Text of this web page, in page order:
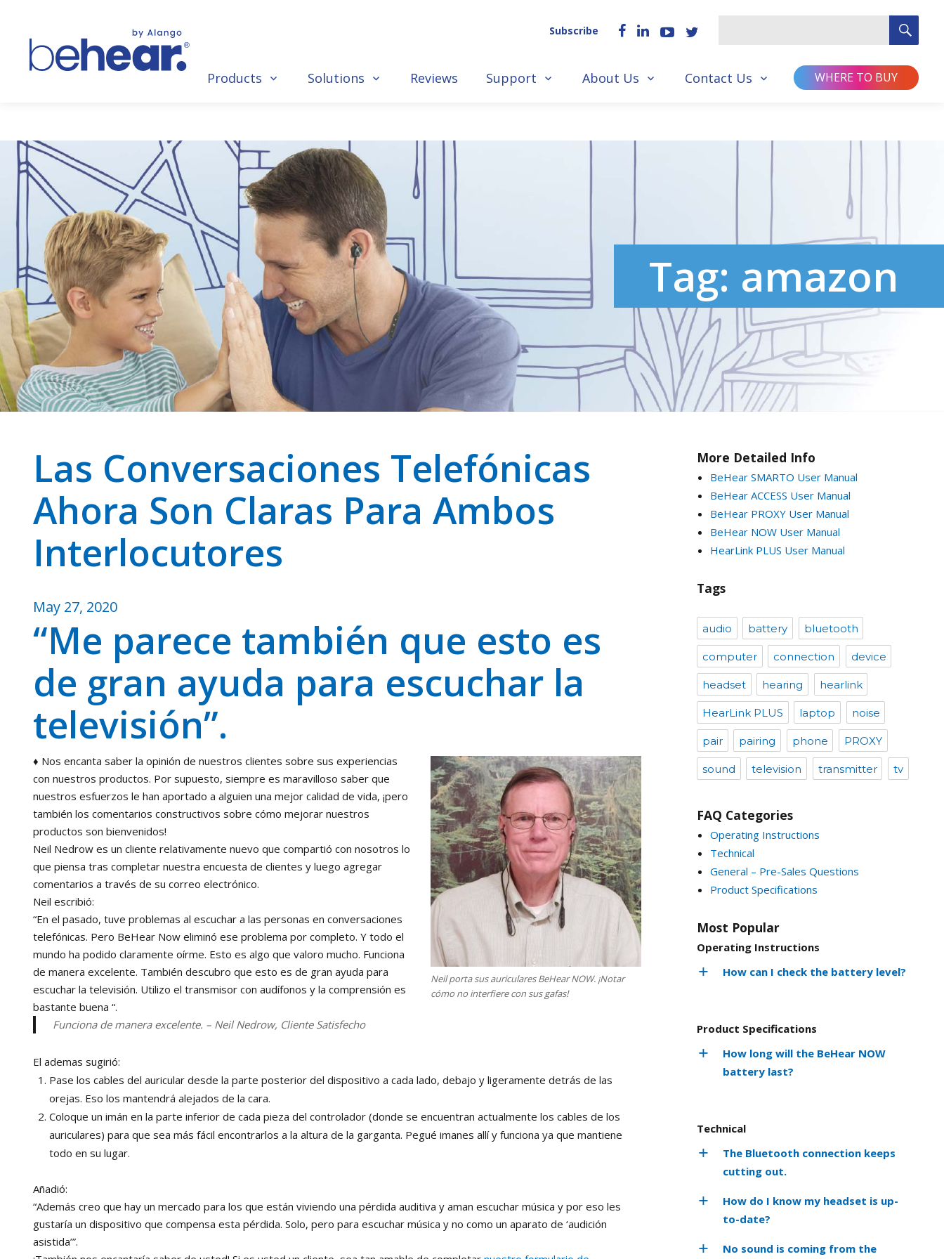
Subscribe
Products Solutions Reviews Support About Us Contact Us WHERE TO BUY
Tag: amazon
Las Conversaciones Telefónicas
Ahora Son Claras Para Ambos
Interlocutores
May 27, 2020
“Me parece también que esto es
de gran ayuda para escuchar la
televisión”.
Neil porta sus auriculares BeHear NOW. ¡Notar
cómo no interfiere con sus gafas!
♦ Nos encanta saber la opinión de nuestros clientes sobre sus experiencias
con nuestros productos. Por supuesto, siempre es maravilloso saber que
nuestros esfuerzos le han aportado a alguien una mejor calidad de vida, ¡pero
también los comentarios constructivos sobre cómo mejorar nuestros
productos son bienvenidos!
Neil Nedrow es un cliente relativamente nuevo que compartió con nosotros lo
que piensa tras completar nuestra encuesta de clientes y luego agregar
comentarios a través de su correo electrónico.
Neil escribió:
“En el pasado, tuve problemas al escuchar a las personas en conversaciones
telefónicas. Pero BeHear Now eliminó ese problema por completo. Y todo el
mundo ha podido claramente oírme. Esto es algo que valoro mucho. Funciona
de manera excelente. También descubro que esto es de gran ayuda para
escuchar la televisión. Utilizo el transmisor con audífonos y la comprensión es
bastante buena “.
Funciona de manera excelente. – Neil Nedrow, Cliente Satisfecho
El ademas sugirió:
Pase los cables del auricular desde la parte posterior del dispositivo a cada lado, debajo y ligeramente detrás de las
orejas. Eso los mantendrá alejados de la cara.
Coloque un imán en la parte inferior de cada pieza del controlador (donde se encuentran actualmente los cables de los
auriculares) para que sea más fácil encontrarlos a la altura de la garganta. Pegué imanes allí y funciona ya que mantiene
todo en su lugar.
Añadió:
“Además creo que hay un mercado para los que están viviendo una pérdida auditiva y aman escuchar música y por eso les
gustaría un dispositivo que compensa esta pérdida. Solo, pero para escuchar música y no como un aparato de ‘audición
asistida’”.
More Detailed Info
BeHear SMARTO User Manual
BeHear ACCESS User Manual
BeHear PROXY User Manual
BeHear NOW User Manual
HearLink PLUS User Manual
Tags
audio battery bluetooth
computer connection device
headset hearing hearlink
HearLink PLUS laptop noise
pair pairing phone PROXY
sound television transmitter tv
FAQ Categories
Operating Instructions
Technical
General – Pre-Sales Questions
Product Specifications
Most Popular
Operating Instructions
How can I check the battery level?
Product Specifications
How long will the BeHear NOW
battery last?
Technical
The Bluetooth connection keeps
cutting out.
How do I know my headset is up-
to-date?
No sound is coming from the